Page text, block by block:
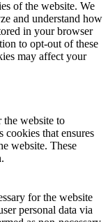
of the website. We
and understand how
in your browser
to opt-out of these
may affect your
the website to
that ensures
website. These
for the website
personal data via